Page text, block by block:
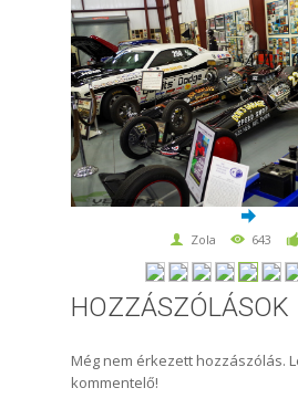
Zola 643
HOZZÁSZÓLÁSOK
Még nem érkezett hozzászólás.
kommentelő!